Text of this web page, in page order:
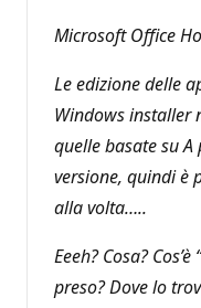
Microsoft Office
Le edizione delle
Windows installer
quelle basate su
versione, quindi è
alla volta…..
Eeeh? Cosa?
preso? Dove lo